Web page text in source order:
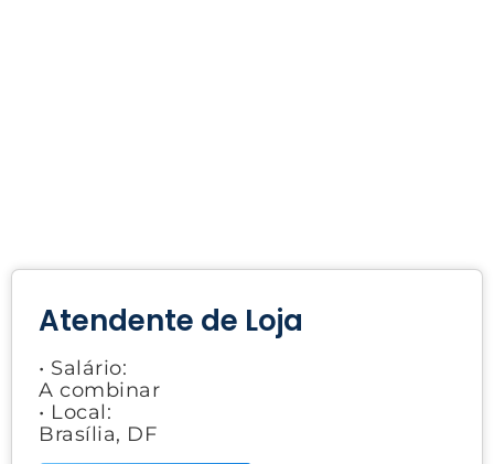
Atendente de Loja
• Salário:
A combinar
• Local:
Brasília, DF